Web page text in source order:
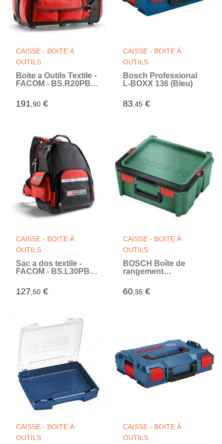
CAISSE - BOITE À
OUTILS
Boite a Outils Textile -
FACOM - BS.R20PB -
a Roulettes (Noir)
191,90 €
CAISSE - BOITE À
OUTILS
Bosch Professional
L-BOXX 136 (Bleu)
83,45 €
CAISSE - BOITE À
OUTILS
Sac a dos textile -
FACOM - BS.L30PB -
Rangement
polyvalent -
127,50 €
CAISSE - BOITE À
OUTILS
BOSCH Boîte de
rangement
(Vert)
60,35 €
CAISSE - BOITE À
OUTILS
CAISSE - BOITE À
OUTILS